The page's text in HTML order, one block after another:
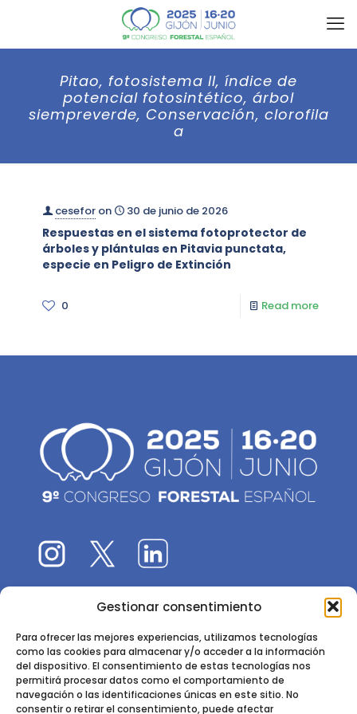
Gestionar consentimiento
Para ofrecer las mejores experiencias, utilizamos tecnologías
como las cookies para almacenar y/o acceder a la información
del dispositivo. El consentimiento de estas tecnologías nos
permitirá procesar datos como el comportamiento de
navegación o las identificaciones únicas en este sitio. No
consentir o retirar el consentimiento, puede afectar
Pitao, fotosistema II, índice de
potencial fotosintético, árbol
siempreverde, Conservación, clorofila
a
cesefor on 30 de junio de 2026
Respuestas en el sistema fotoprotector de
árboles y plántulas en Pitavia punctata,
especie en Peligro de Extinción
0 Read more
El 9CFE es una actividad promovida por laSociedad
Instituto de Ciencias Forestales, INIA-CSIC
Ctra. de la Coruña km 7,5 - 28040 Madrid